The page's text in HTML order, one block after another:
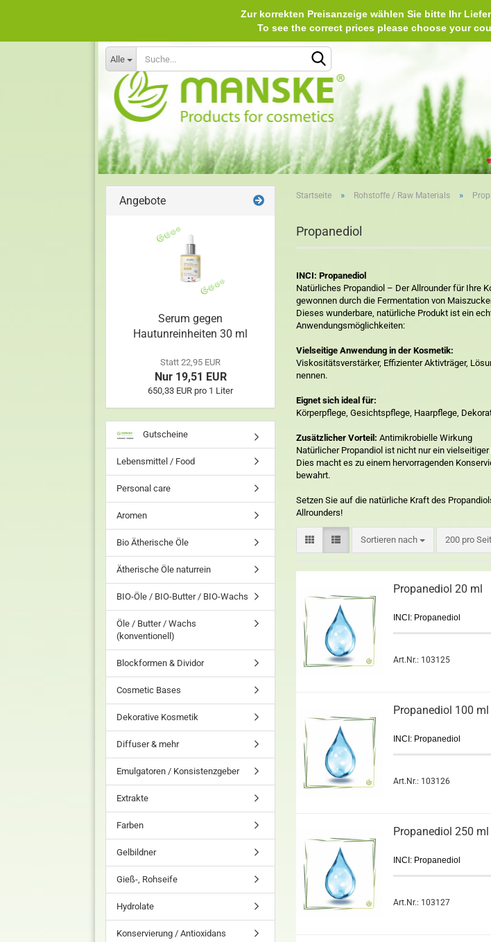
Alle
Zur korrekten Preisanzeige wählen Sie bitte Ihr
To see the correct prices please
Startseite » Rohstoffe / Raw Materials »
Propanediol
INCI: Propanediol
Natürliches Propandiol – Der Allrounder für Ihre
gewonnen durch die Fermentation von
Dieses wunderbare, natürliche Produkt ist ein
Anwendungsmöglichkeiten:
Vielseitige Anwendung in der Kosmetik:
Viskositätsverstärker, Effizienter Aktivträger,
nennen.
Eignet sich ideal für:
Körperpflege, Gesichtspflege, Haarpflege,
Zusätzlicher Vorteil: Antimikrobielle Wirkung
Natürlicher Propandiol ist nicht nur ein
Dies macht es zu einem hervorragenden
bewahrt.
Setzen Sie auf die natürliche Kraft des
Allrounders!
Sortieren nach 200 pro
Propanediol 20 ml
INCI: Propanediol
Art.Nr.: 103125
Propanediol 100 ml
INCI: Propanediol
Art.Nr.: 103126
Propanediol 250 ml
INCI: Propanediol
Art.Nr.: 103127
Angebote
Serum gegen
Hautunreinheiten 30 ml
Statt 22,95 EUR
Nur 19,51 EUR
650,33 EUR pro 1 Liter
Gutscheine
Lebensmittel / Food
Personal care
Aromen
Bio Ätherische Öle
Ätherische Öle naturrein
BIO-Öle / BIO-Butter / BIO-Wachs
Öle / Butter / Wachs
(konventionell)
Blockformen & Dividor
Cosmetic Bases
Dekorative Kosmetik
Diffuser & mehr
Emulgatoren / Konsistenzgeber
Extrakte
Farben
Gelbildner
Gieß-, Rohseife
Hydrolate
Konservierung / Antioxidans